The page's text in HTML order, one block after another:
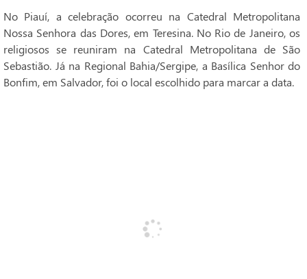
No Piauí, a celebração ocorreu na Catedral Metropolitana
Nossa Senhora das Dores, em Teresina. No Rio de Janeiro, os
religiosos se reuniram na Catedral Metropolitana de São
Sebastião. Já na Regional Bahia/Sergipe, a Basílica Senhor do
Bonfim, em Salvador, foi o local escolhido para marcar a data.